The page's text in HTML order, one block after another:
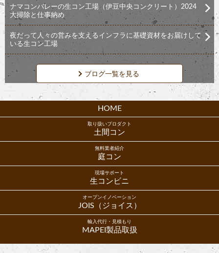
ナマコンバレーの生コン工場（伊豆中央コンクリート）2024
大掃除と仕事納め
夜だって人々の営みを支えるインフラに基礎資材をお届けして
いる生コン工場
ブログ一覧を見る
HOME
取り扱いプロダクト
土間コン
無料業者紹介
庭コン
現場サポート
生コンビニ
オープンイノベーション
JOIS（ジョイス）
輸入代行・見積もり
MAPEI製品取扱